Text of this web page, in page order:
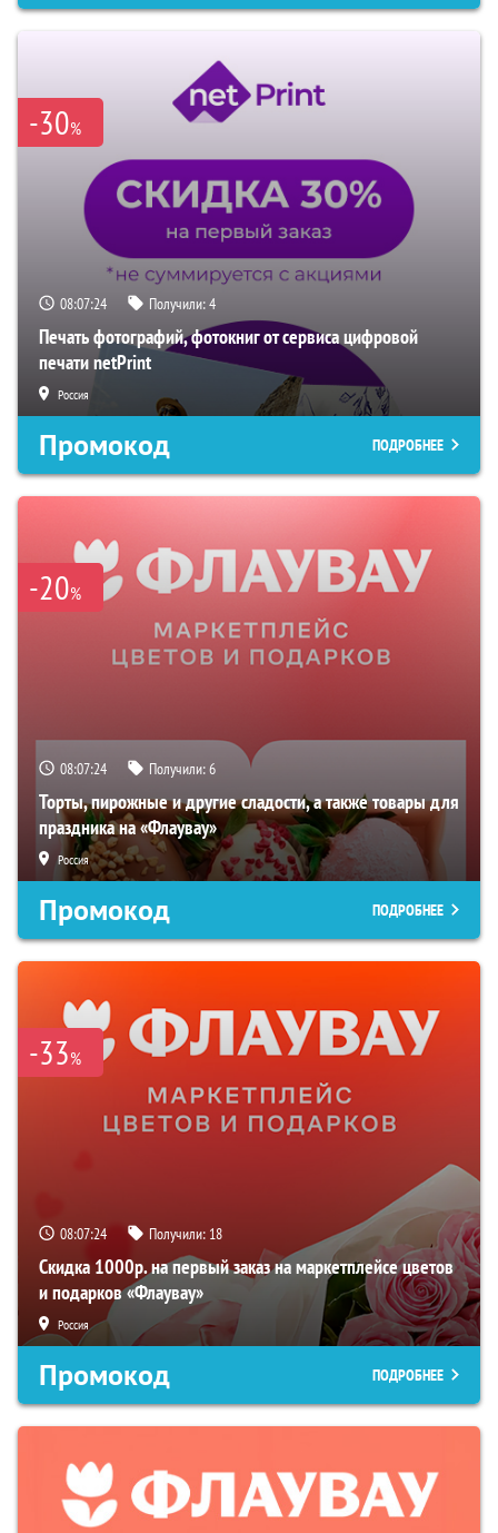
-30%
08:07:23 Получили:4
Печать фотографий, фотокниг от сервиса цифровой
печати netPrint
Россия
Промокод ПОДРОБНЕЕ
-20%
08:07:23 Получили:6
Торты, пирожные и другие сладости, а также товары для
праздника на «Флаувау»
Россия
Промокод ПОДРОБНЕЕ
-33%
08:07:23 Получили: 18
Скидка 1000р. на первый заказ на маркетплейсе цветов
и подарков «Флаувау»
Россия
Промокод ПОДРОБНЕЕ